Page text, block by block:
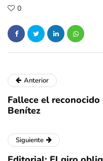
0
Anterior
Fallece el
Benítez
Siguiente